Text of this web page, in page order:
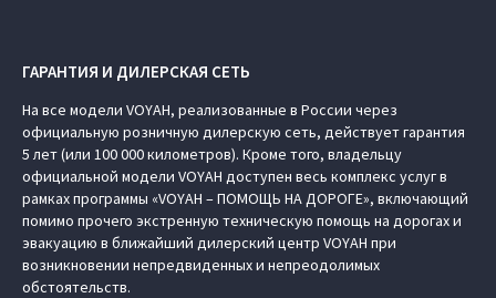
ГАРАНТИЯ И ДИЛЕРСКАЯ СЕТЬ
На все модели VOYAH, реализованные в России через
официальную розничную дилерскую сеть, действует гарантия
5 лет (или 100 000 километров). Кроме того, владельцу
официальной модели VOYAH доступен весь комплекс услуг в
рамках программы «VOYAH – ПОМОЩЬ НА ДОРОГЕ», включающий
помимо прочего экстренную техническую помощь на дорогах и
эвакуацию в ближайший дилерский центр VOYAH при
возникновении непредвиденных и непреодолимых
обстоятельств.